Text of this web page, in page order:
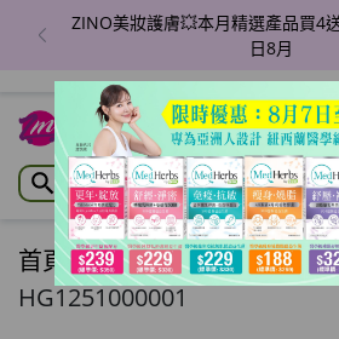
ZINO美妝護膚💥本月精選產品買4
日8月
首頁/草姬 NMN40000+
HG1251000001